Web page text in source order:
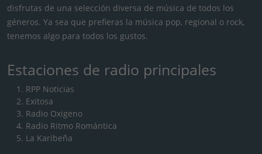
disfrutas de una selección diversa de música de todos los
géneros. Ya sea que prefieras la música pop, regional o rock,
tenemos algo para todos los gustos.
Estaciones de radio principales
RPP Noticias
Exitosa
Radio Oxigeno
Radio Ritmo Romántica
La Karibeña